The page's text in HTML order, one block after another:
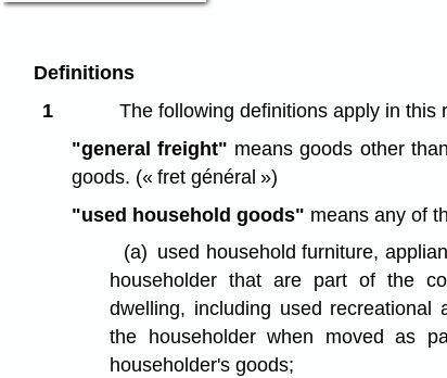
Definitions
1
The following definitions apply in this
"general freight" means goods other
goods. (« fret général »)
"used household goods" means any of
(a) used household furniture,
householder that are part of the
dwelling, including used recreational
the householder when moved as
householder's goods;